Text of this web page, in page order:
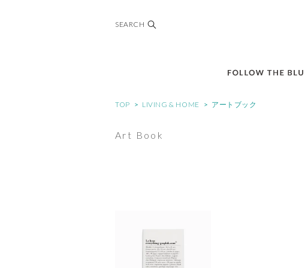
SEARCH
TOP > LIVING & HOME > アートブック
Art Book